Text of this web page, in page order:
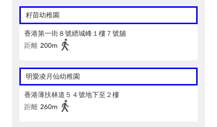
籽苗幼稚園
香港第一街８號縉城峰１樓７號舖
距離 200m
明愛凌月仙幼稚園
香港薄扶林道５４號地下至２樓
距離 260m